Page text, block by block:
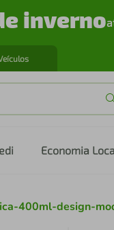
inverno
Economia
400ml-design-